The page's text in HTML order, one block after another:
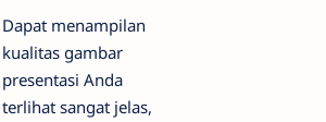
Dapat menampilan
kualitas gambar
presentasi Anda
terlihat sangat jelas,